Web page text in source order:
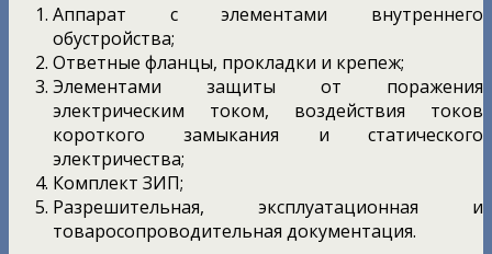
Аппарат с элементами внутреннего
обустройства;
Ответные фланцы, прокладки и крепеж;
Элементами защиты от поражения
электрическим током, воздействия токов
короткого замыкания и статического
электричества;
Комплект ЗИП;
Разрешительная, эксплуатационная и
товаросопроводительная документация.